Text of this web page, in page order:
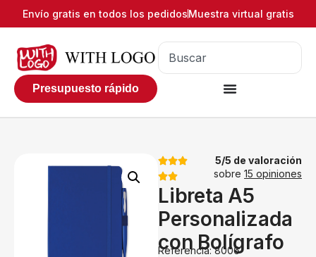
Envío gratis en todos los pedidosMuestra virtual gratis
Presupuesto rápido
5/5 de valoración
sobre 15 opiniones
Libreta A5
Personalizada
con Bolígrafo
Referencia: 8006